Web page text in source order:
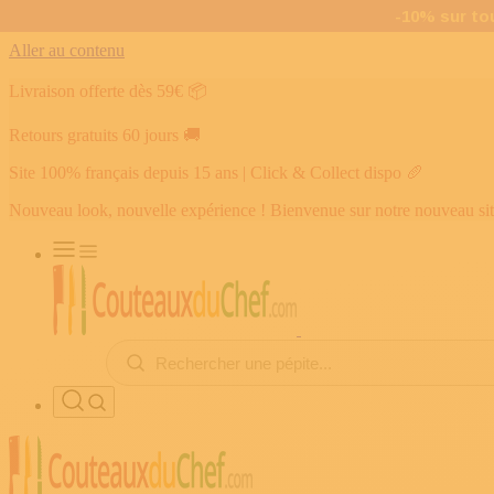
Aller au contenu
Livraison offerte dès 59€ 📦
Retours gratuits 60 jours 🚚
Site 100% français depuis 15 ans | Click & Collect dispo 🥖
Nouveau look, nouvelle expérience ! Bienvenue sur notre nouveau